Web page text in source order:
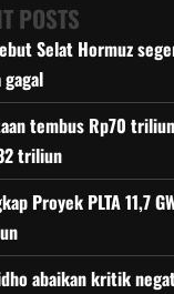
POSTS
Selat Hormuz
tembus Rp70
triliun
Proyek PLTA 11,7
abaikan kritik